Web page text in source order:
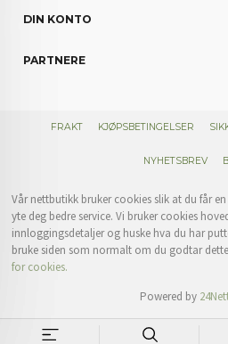
DIN KONTO
PARTNERE
FRAKT KJØPSBETINGELSER
NYHETSBREV
Vår nettbutikk bruker cookies slik at du får
yte deg bedre service. Vi bruker cookies
innloggingsdetaljer og huske hva du har
bruke siden som normalt om du godtar
for cookies.
Powered by